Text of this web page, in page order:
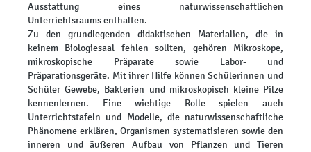
Ausstattung eines naturwissenschaftlichen
Unterrichtsraums enthalten.
Zu den grundlegenden didaktischen Materialien, die in
keinem Biologiesaal fehlen sollten, gehören Mikroskope,
mikroskopische Präparate sowie Labor- und
Präparationsgeräte. Mit ihrer Hilfe können Schülerinnen und
Schüler Gewebe, Bakterien und mikroskopisch kleine Pilze
kennenlernen. Eine wichtige Rolle spielen auch
Unterrichtstafeln und Modelle, die naturwissenschaftliche
Phänomene erklären, Organismen systematisieren sowie den
inneren und äußeren Aufbau von Pflanzen und Tieren